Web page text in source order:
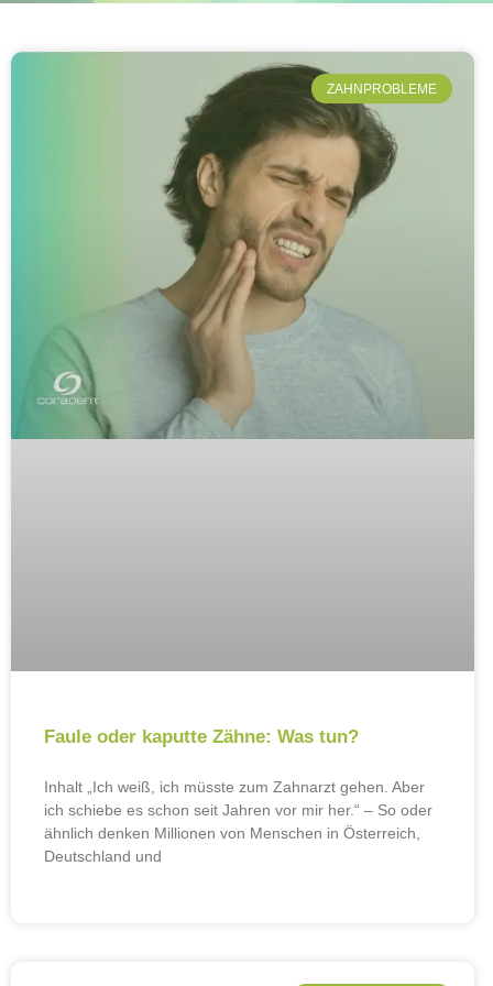
ZAHNPROBLEME
Faule oder kaputte Zähne: Was tun?
Inhalt „Ich weiß, ich müsste zum Zahnarzt gehen. Aber
ich schiebe es schon seit Jahren vor mir her.“ – So oder
ähnlich denken Millionen von Menschen in Österreich,
Deutschland und